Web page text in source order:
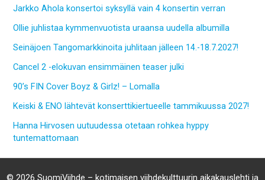
Jarkko Ahola konsertoi syksyllä vain 4 konsertin verran
Ollie juhlistaa kymmenvuotista uraansa uudella albumilla
Seinäjoen Tangomarkkinoita juhlitaan jälleen 14.-18.7.2027!
Cancel 2 -elokuvan ensimmäinen teaser julki
90’s FIN Cover Boyz & Girlz! – Lomalla
Keiski & ENO lähtevät konserttikiertueelle tammikuussa 2027!
Hanna Hirvosen uutuudessa otetaan rohkea hyppy
tuntemattomaan
© 2026 SuomiViihde – kotimaisen viihdekulttuurin aikakauslehti ja